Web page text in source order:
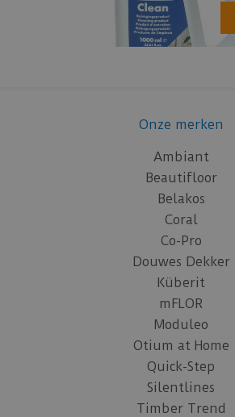
Onze merken
Ambiant
Beautifloor
Belakos
Coral
Co-Pro
Douwes Dekker
Küberit
mFLOR
Moduleo
Otium at Home
Quick-Step
Silentlines
Timber Trend